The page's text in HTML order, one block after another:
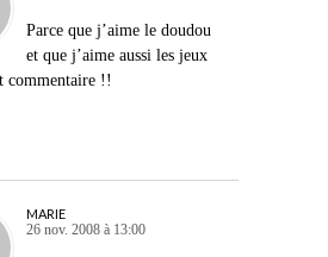
Parce que j’aime le doudou
et que j’aime aussi les jeux
commentaire !!
MARIE
26 nov. 2008 à 13:00